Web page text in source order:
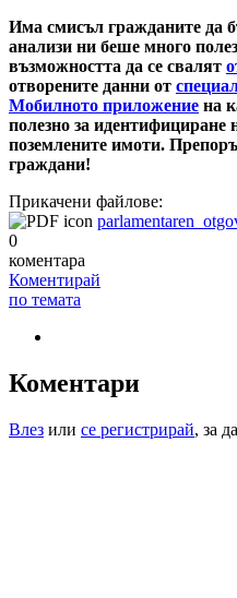
Има смисъл гражданите да
анализи ни беше много
възможността да се свалят
отворените данни от
Мобилното приложение на
полезно за идентифициране
поземлените имоти.
граждани!
Прикачени файлове:
0
коментара
Коментирай
по темата
Коментари
Влез или се регистрирай, за